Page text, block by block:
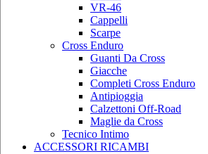
VR-46
Cappelli
Scarpe
Cross Enduro
Guanti Da Cross
Giacche
Completi Cross Enduro
Antipioggia
Calzettoni Off-Road
Maglie da Cross
Tecnico Intimo
ACCESSORI RICAMBI